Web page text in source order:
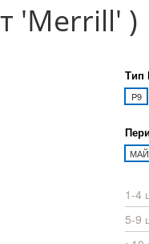
'Merrill' )
Тип
P9
1-4
5-9